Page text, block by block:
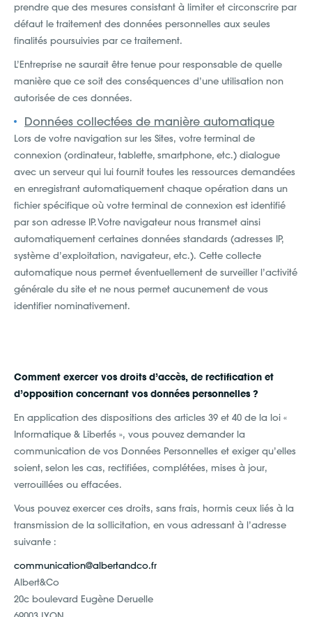
prendre que des mesures consistant à limiter et circonscrire par
défaut le traitement des données personnelles aux seules
finalités poursuivies par ce traitement.
L’Entreprise ne saurait être tenue pour responsable de quelle
manière que ce soit des conséquences d’une utilisation non
autorisée de ces données.
Données collectées de manière automatique
Lors de votre navigation sur les Sites, votre terminal de
connexion (ordinateur, tablette, smartphone, etc.) dialogue
avec un serveur qui lui fournit toutes les ressources demandées
en enregistrant automatiquement chaque opération dans un
fichier spécifique où votre terminal de connexion est identifié
par son adresse IP. Votre navigateur nous transmet ainsi
automatiquement certaines données standards (adresses IP,
système d’exploitation, navigateur, etc.). Cette collecte
automatique nous permet éventuellement de surveiller l’activité
générale du site et ne nous permet aucunement de vous
identifier nominativement.
Comment exercer vos droits d’accès, de rectification et
d’opposition concernant vos données personnelles ?
En application des dispositions des articles 39 et 40 de la loi «
Informatique & Libertés », vous pouvez demander la
communication de vos Données Personnelles et exiger qu’elles
soient, selon les cas, rectifiées, complétées, mises à jour,
verrouillées ou effacées.
Vous pouvez exercer ces droits, sans frais, hormis ceux liés à la
transmission de la sollicitation, en vous adressant à l’adresse
suivante :
communication@albertandco.fr
Albert&Co
20c boulevard Eugène Deruelle